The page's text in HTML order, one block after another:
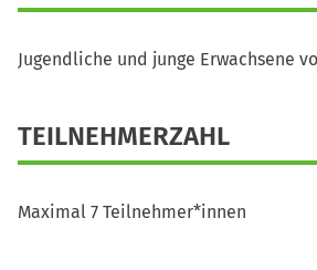
Jugendliche und junge Erwachsene
TEILNEHMERZAHL
Maximal 7 Teilnehmer*innen